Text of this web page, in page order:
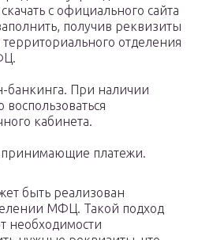
с официального сайта
получив реквизиты
территориального отделения
При наличии
кабинета.
платежи.
быть реализован
МФЦ. Такой подход
необходимости